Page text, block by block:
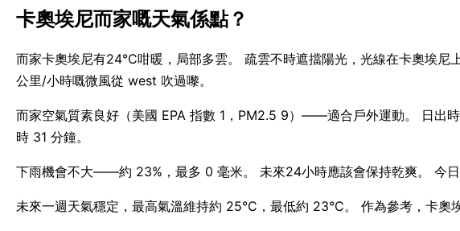
卡奧埃尼而家嘅天氣係點？
而家卡奧埃尼有24°C咁暖，局部多雲。 疏雲不時遮擋陽光，光線在卡奧埃尼
公里/小時嘅微風從 west 吹過嚟。
而家空氣質素良好（美國 EPA 指數 1，PM2.5 9）——適合戶外運動。 日出
時 31 分鐘。
下雨機會不大——約 23%，最多 0 毫米。 未來24小時應該會保持乾爽。 今日
未來一週天氣穩定，最高氣溫維持約 25°C，最低約 23°C。 作為參考，卡奧